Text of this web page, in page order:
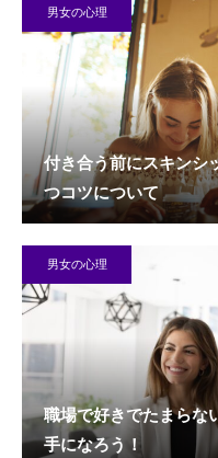
男女の心理
付き合う前にスキンシ
つコツについて
男女の心理
職場で好きでたまらな
手になろう！